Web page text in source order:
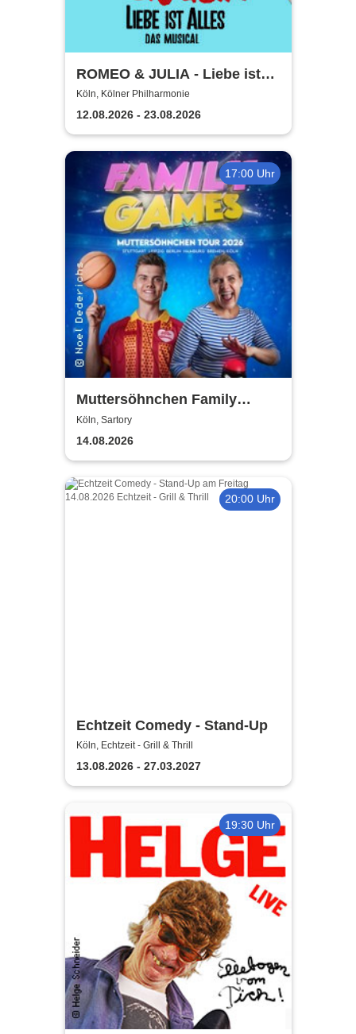
ROMEO & JULIA - Liebe ist
alles - Die Tour
Köln, Kölner Philharmonie
12.08.2026 - 23.08.2026
17:00 Uhr
Muttersöhnchen Family
Games 2026
Köln, Sartory
14.08.2026
20:00 Uhr
Echtzeit Comedy - Stand-Up
Köln, Echtzeit - Grill & Thrill
13.08.2026 - 27.03.2027
19:30 Uhr